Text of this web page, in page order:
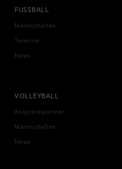
FUSSBALL
Mannschaften
Termine
News
VOLLEYBALL
Ansprechpartner
Mannschaften
News